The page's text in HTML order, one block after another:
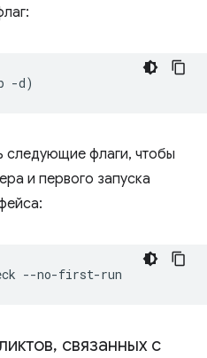
следующие флаги, чтобы
и первого запуска
, связанных с